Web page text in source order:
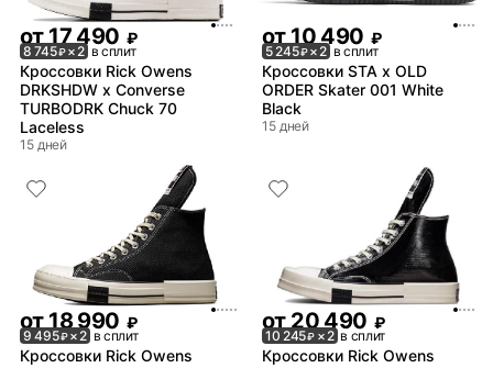
от 17 490 ₽
8 745₽× 2 в сплит
Кроссовки Rick Owens
DRKSHDW x Converse
TURBODRK Chuck 70
Laceless
15 дней
от 10 490 ₽
5 245₽× 2 в сплит
Кроссовки STA x OLD
ORDER Skater 001 White
Black
15 дней
от18 990 ₽
9 495₽× 2 в сплит
Кроссовки Rick Owens
от20 490 ₽
10 245₽ × 2 в сплит
Кроссовки Rick Owens